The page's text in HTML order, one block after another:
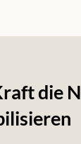
die